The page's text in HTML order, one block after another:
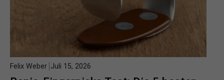
Felix Weber Juli 15, 2026